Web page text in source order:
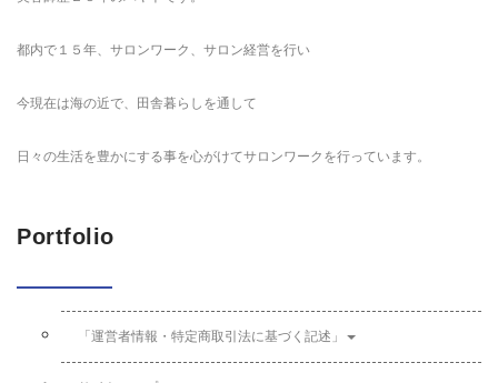
都内で１５年、サロンワーク、サロン経営を行い
今現在は海の近で、田舎暮らしを通して
日々の生活を豊かにする事を心がけてサロンワークを行っています。
Portfolio
「運営者情報・特定商取引法に基づく記述」